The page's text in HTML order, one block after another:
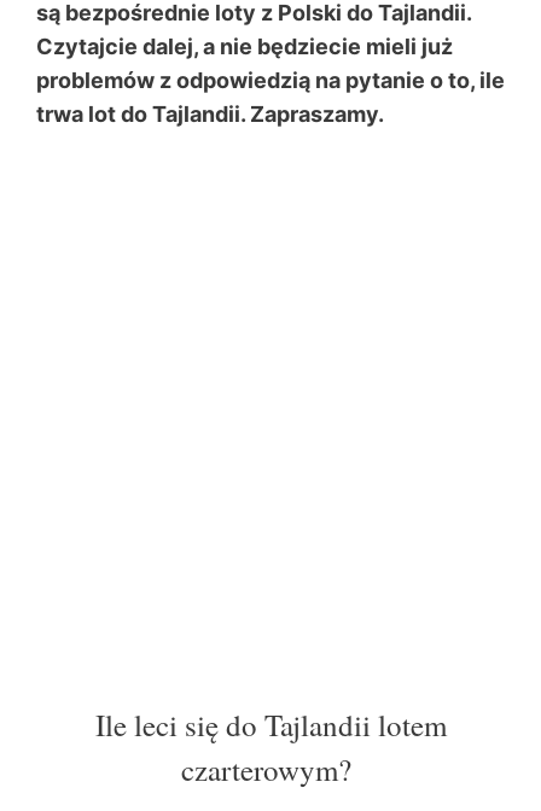
są bezpośrednie loty z Polski do Tajlandii.
Czytajcie dalej, a nie będziecie mieli już
problemów z odpowiedzią na pytanie o to, ile
trwa lot do Tajlandii. Zapraszamy.
Ile leci się do Tajlandii lotem
czarterowym?